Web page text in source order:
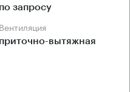
по запросу
Вентиляция
приточно-вытяжная